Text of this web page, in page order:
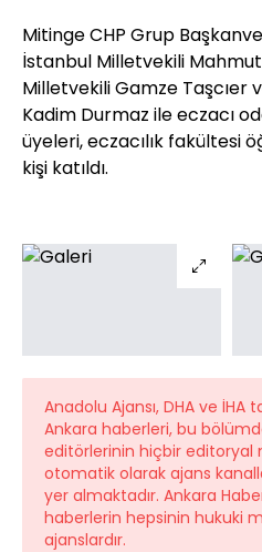
Mitinge CHP Grup
İstanbul Milletvekili
Milletvekili Gamze Taşcıer
Kadim Durmaz ile eczacı
üyeleri, eczacılık fakültesi
kişi katıldı.
Anadolu Ajansı, DHA ve
Ankara haberleri, bu
editörlerinin hiçbir editoryal
otomatik olarak ajans
yer almaktadır. Ankara
haberlerin hepsinin hukuki
ajanslardır.